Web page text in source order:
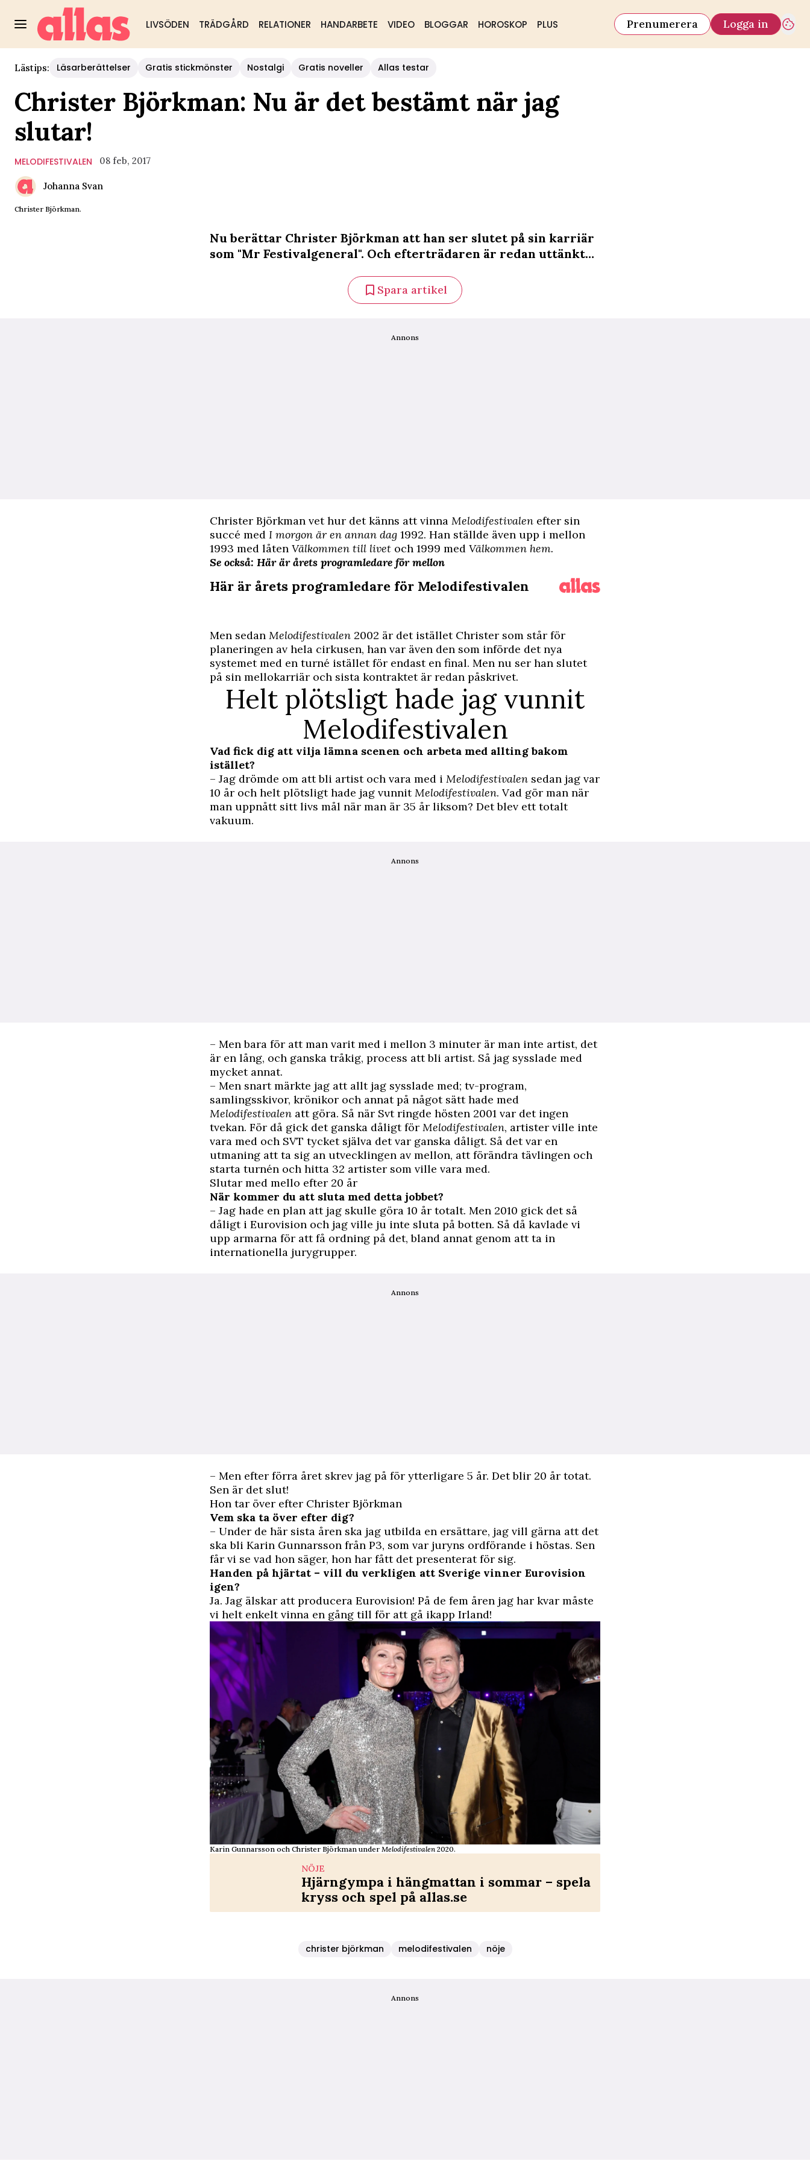
LIVSÖDEN TRÄDGÅRD RELATIONER HANDARBETE VIDEO BLOGGAR HOROSKOP PLUS Prenumerera Logga in
Lästips: Läsarberättelser Gratis stickmönster Nostalgi Gratis noveller Allas testar
Christer Björkman: Nu är det bestämt när jag
slutar!
MELODIFESTIVALEN 08 feb, 2017
Johanna Svan
Christer Björkman.
Nu berättar Christer Björkman att han ser slutet på sin karriär
som "Mr Festivalgeneral". Och efterträdaren är redan uttänkt…
Spara artikel
Annons
Christer Björkman vet hur det känns att vinna Melodifestivalen efter sin
succé med I morgon är en annan dag 1992. Han ställde även upp i mellon
1993 med låten Välkommen till livet och 1999 med Välkommen hem.
Se också: Här är årets programledare för mellon
Här är årets programledare för Melodifestivalen
Men sedan Melodifestivalen 2002 är det istället Christer som står för
planeringen av hela cirkusen, han var även den som införde det nya
systemet med en turné istället för endast en final. Men nu ser han slutet
på sin mellokarriär och sista kontraktet är redan påskrivet.
Helt plötsligt hade jag vunnit
Melodifestivalen
Vad fick dig att vilja lämna scenen och arbeta med allting bakom
istället?
– Jag drömde om att bli artist och vara med i Melodifestivalen sedan jag var
10 år och helt plötsligt hade jag vunnitMelodifestivalen. Vad gör man när
man uppnått sitt livs mål när man är 35 år liksom? Det blev ett totalt
vakuum.
Annons
– Men bara för att man varit med i mellon 3 minuter är man inte artist, det
är en lång, och ganska tråkig, process att bli artist. Så jag sysslade med
mycket annat.
– Men snart märkte jag att allt jag sysslade med; tv-program,
samlingsskivor, krönikor och annat på något sätt hade med
Melodifestivalen att göra. Så när Svt ringde hösten 2001 var det ingen
tvekan. För då gick det ganska dåligt för Melodifestivalen, artister ville inte
vara med och SVT tycket själva det var ganska dåligt. Så det var en
utmaning att ta sig an utvecklingen av mellon, att förändra tävlingen och
starta turnén och hitta 32 artister som ville vara med.
Slutar med mello efter 20 år
När kommer du att sluta med detta jobbet?
– Jag hade en plan att jag skulle göra 10 år totalt. Men 2010 gick det så
dåligt i Eurovision och jag ville ju inte sluta på botten. Så då kavlade vi
upp armarna för att få ordning på det, bland annat genom att ta in
internationella jurygrupper.
Annons
– Men efter förra året skrev jag på för ytterligare 5 år. Det blir 20 år totat.
Sen är det slut!
Hon tar över efter Christer Björkman
Vem ska ta över efter dig?
– Under de här sista åren ska jag utbilda en ersättare, jag vill gärna att det
ska bli Karin Gunnarsson från P3, som var juryns ordförande i höstas. Sen
får vi se vad hon säger, hon har fått det presenterat för sig.
Handen på hjärtat – vill du verkligen att Sverige vinner Eurovision
igen?
Ja. Jag älskar att producera Eurovision! På de fem åren jag har kvar måste
vi helt enkelt vinna en gång till för att gå ikapp Irland!
Karin Gunnarsson och Christer Björkman under Melodifestivalen 2020.
NÖJE
Hjärngympa i hängmattan i sommar – spela
kryss och spel på allas.se
christer björkman melodifestivalen nöje
Annons